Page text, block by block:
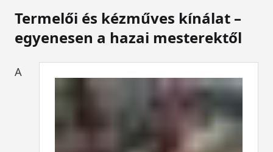
Termelői és kézműves kínálat –
egyenesen a hazai mesterektől
A